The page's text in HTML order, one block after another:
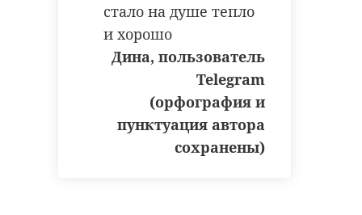
стало на душе тепло
и хорошо
Дина, пользователь
Telegram
(орфография и
пунктуация автора
сохранены)